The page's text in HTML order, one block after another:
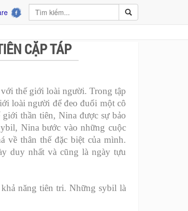
CẶP TÁP
thế giới loài người. Trong tập
loài người để đeo đuổi một cô
thần tiên, Nina được sự bảo
Nina bước vào những cuộc
về thân thế đặc biệt của mình.
duy nhất và cũng là ngày tựu
năng tiên tri. Những sybil là